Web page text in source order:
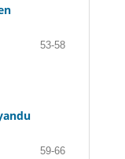
53-58
59-66